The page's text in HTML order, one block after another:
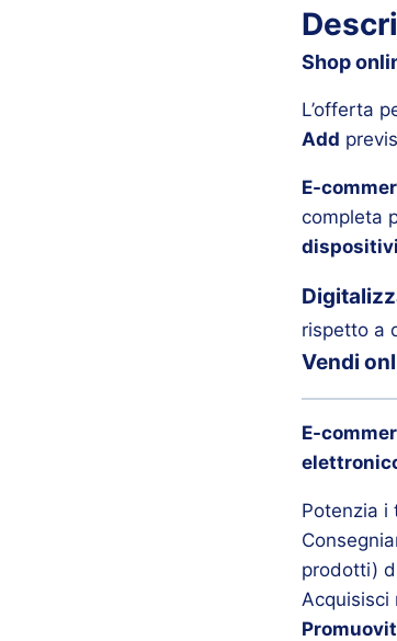
Shop
L’offerta
Add
E-
completa
rispetto a
Vendi
E-
Potenzia i
prodotti)
Acquisisci